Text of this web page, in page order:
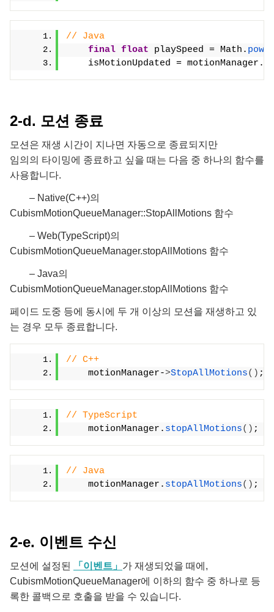
// Java
final float playSpeed = Math. pow
    isMotionUpdated = motionManager.
2-d. 모션 종료
모션은 재생 시간이 지나면 자동으로 종료되지만
임의의 타이밍에 종료하고 싶을 때는 다음 중 하나의 함수를
사용합니다.
– Native(C++)의
CubismMotionQueueManager::StopAllMotions 함수
– Web(TypeScript)의
CubismMotionQueueManager.stopAllMotions 함수
– Java의
CubismMotionQueueManager.stopAllMotions 함수
페이드 도중 등에 동시에 두 개 이상의 모션을 재생하고 있
는 경우 모두 종료합니다.
// C++
    motionManager-
>StopAllMotions() ;
// TypeScript
    motionManager.
stopAllMotions( ) ;
// Java
    motionManager.
stopAllMotions() ;
2-e. 이벤트 수신
모션에 설정된 「이벤트」 가 재생되었을 때에,
CubismMotionQueueManager에 이하의 함수 중 하나로 등
록한 콜백으로 호출을 받을 수 있습니다.